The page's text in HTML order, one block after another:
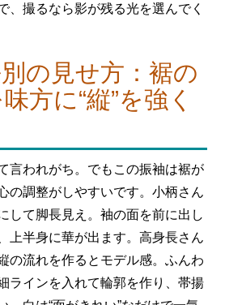
、撮るなら影が残る光を選んでく
の見せ方：裾の
方に“縦”を強く
言われがち。でもこの振袖は裾が
の調整がしやすいです。小柄さん
して脚長見え。袖の面を前に出し
上半身に華が出ます。高身長さん
の流れを作るとモデル感。ふんわ
ラインを入れて輪郭を作り、帯揚